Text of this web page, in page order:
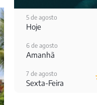
5 de agosto
Hoje
6 de agosto
Amanhã
7 de agosto
Sexta-Feira